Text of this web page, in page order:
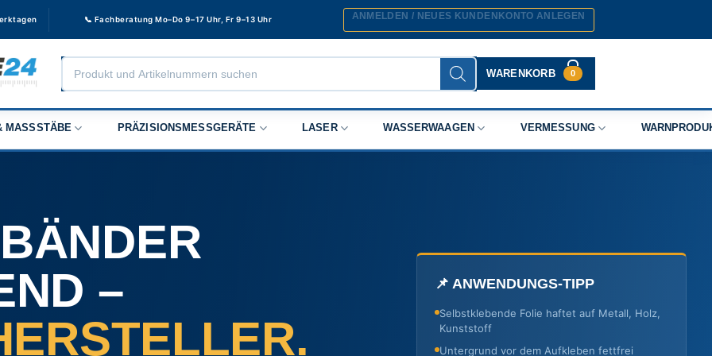
📞 Fachberatung Mo–Do 9–17 Uhr, Fr 9–13 Uhr ANMELDEN / NEUES KUNDENKONTO ANLEGEN
Products
search
WARENKORB 0
PRÄZISIONSMESSGERÄTE LASER WASSERWAAGEN VERMESSUNG
–
📌 ANWENDUNGS-TIPP
Selbstklebende Folie haftet auf Metall, Holz,
Kunststoff
Untergrund vor dem Aufkleben fettfrei